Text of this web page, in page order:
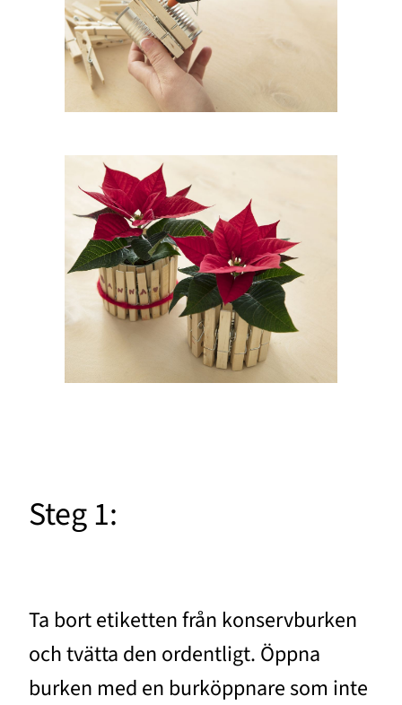
Steg 1:
Ta bort etiketten från konservburken
och tvätta den ordentligt. Öppna
burken med en burköppnare som inte